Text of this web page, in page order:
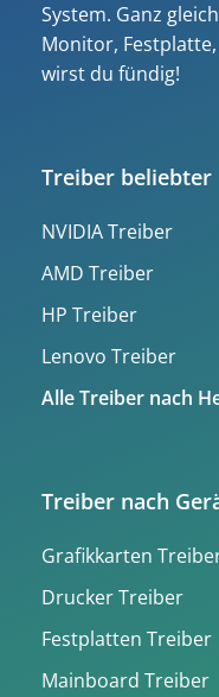
System. Ganz
Monitor,
wirst du fündig!
Treiber
NVIDIA Treiber
AMD Treiber
HP Treiber
Lenovo Treiber
Alle Treiber nach
Treiber nach
Grafikkarten
Drucker Treiber
Festplatten Treiber
Mainboard Treiber